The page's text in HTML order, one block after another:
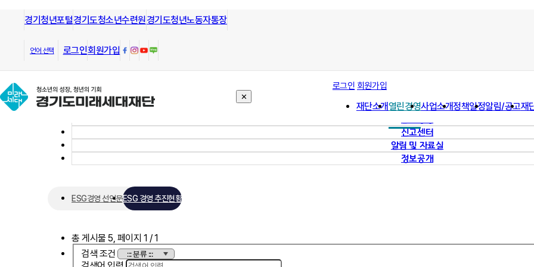
경기청년포털경기도청소년수련원경기도청년노동자통장
언어 선택 로그인회원가입
✕
로그인 회원가입
재단소개열린경영사업소개정책일정알림/공고재
모든 방향으로 열린길과 그길을 안내하는
경기도미래세대재단
사회책임경영 (CSR)
ESG경영
신고센터
알림 및 자료실
정보공개
ESG경영 선언문ESG 경영 추진현황
총 게시물5, 페이지 1 / 1
검색 조건